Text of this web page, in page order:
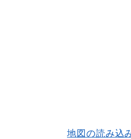
地図の読み込